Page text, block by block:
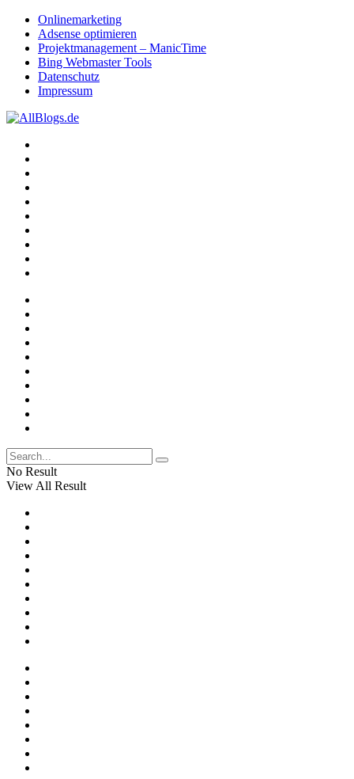
Onlinemarketing
Adsense optimieren
Projektmanagement – ManicTime
Bing Webmaster Tools
Datenschutz
Impressum
No Result
View All Result